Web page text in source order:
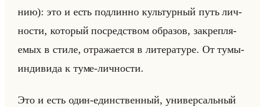
нию): это и есть под­лин­но культур­ный путь лич­
но­сти, ко­то­рый по­сред­ством об­ра­зов, за­креп­ля­
емых в стиле, от­ра­жа­ет­ся в ли­те­ра­ту­ре. От тумы-
ин­ди­ви­да к туме-лич­но­сти.
Это и есть один-един­ствен­ный, уни­вер­сальный